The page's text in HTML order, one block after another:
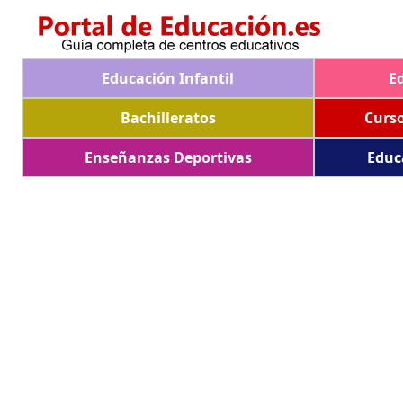
Educación Infantil
Bachilleratos
Enseñanzas Deportivas